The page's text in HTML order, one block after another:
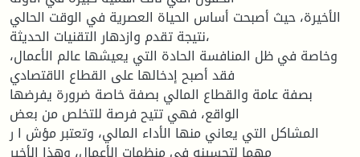
الأخيرة، حيث أصبحت أساس الحياة العصرية في الوقت الحالي
نتيجة تقدم وازدهار التقنيات الحديثة،
وخاصة في ظل المنافسة الحادة التي يعيشها عالم الأعمال،
فقد أصبح إدخالها على القطاع الاقتصادي
بصفة عامة والقطاع المالي بصفة خاصة ضرورة يفرضها
الواقع، فهي تتيح فرصة للتخلص من بعض
المشاكل التي يعاني منها الأداء المالي، وتعتبر مؤش ا ر